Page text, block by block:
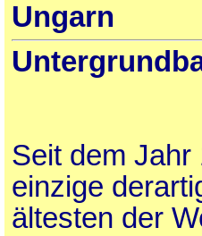
Ungarn
Seit dem
einzige
ältesten der